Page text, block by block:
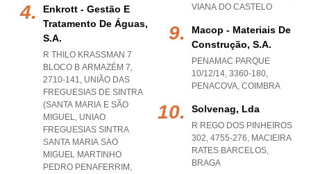
Enkrott - Gestão E
Tratamento De Águas,
S.a.
R THILO KRASSMAN 7
BLOCO B ARMAZÉM 7,
2710-141, UNIÃO DAS
FREGUESIAS DE SINTRA
(SANTA MARIA E SÃO
MIGUEL, UNIAO
FREGUESIAS SINTRA
SANTA MARIA SAO
MIGUEL MARTINHO
PEDRO PENAFERRIM ,
VIANA DO CASTELO
Macop - Materiais De
Construção, S.a.
PENAMAC PARQUE
10/12/14, 3360-180,
PENACOVA, COIMBRA
Solvenag, Lda
R REGO DOS PINHEIROS
302, 4755-276, MACIEIRA
RATES BARCELOS,
BRAGA